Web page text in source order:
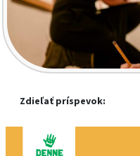
Zdieľať príspevok: